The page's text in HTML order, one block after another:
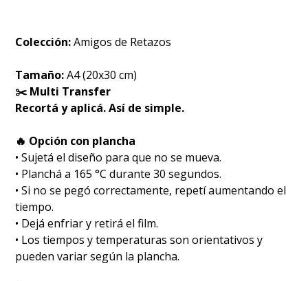
Colección:Amigos de Retazos
Tamaño:A4 (20x30 cm)
✂️ Multi Transfer
Recortá y aplicá. Así de simple.
🔥 Opción con plancha
• Sujetá el diseño para que no se mueva.
• Planchá a 165 °C durante 30 segundos.
• Si no se pegó correctamente, repetí aumentando el
tiempo.
• Dejá enfriar y retirá el film.
• Los tiempos y temperaturas son orientativos y
pueden variar según la plancha.